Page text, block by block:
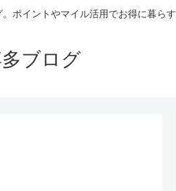
ポイントやマイル活用でお得に暮らす
ブログ